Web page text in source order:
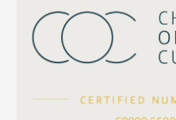
公司名稱
S車花鏈系列
珍珠鏈系列
坦克鏈系列
滿天星鏈系列
方假繩鏈系列
珠扣